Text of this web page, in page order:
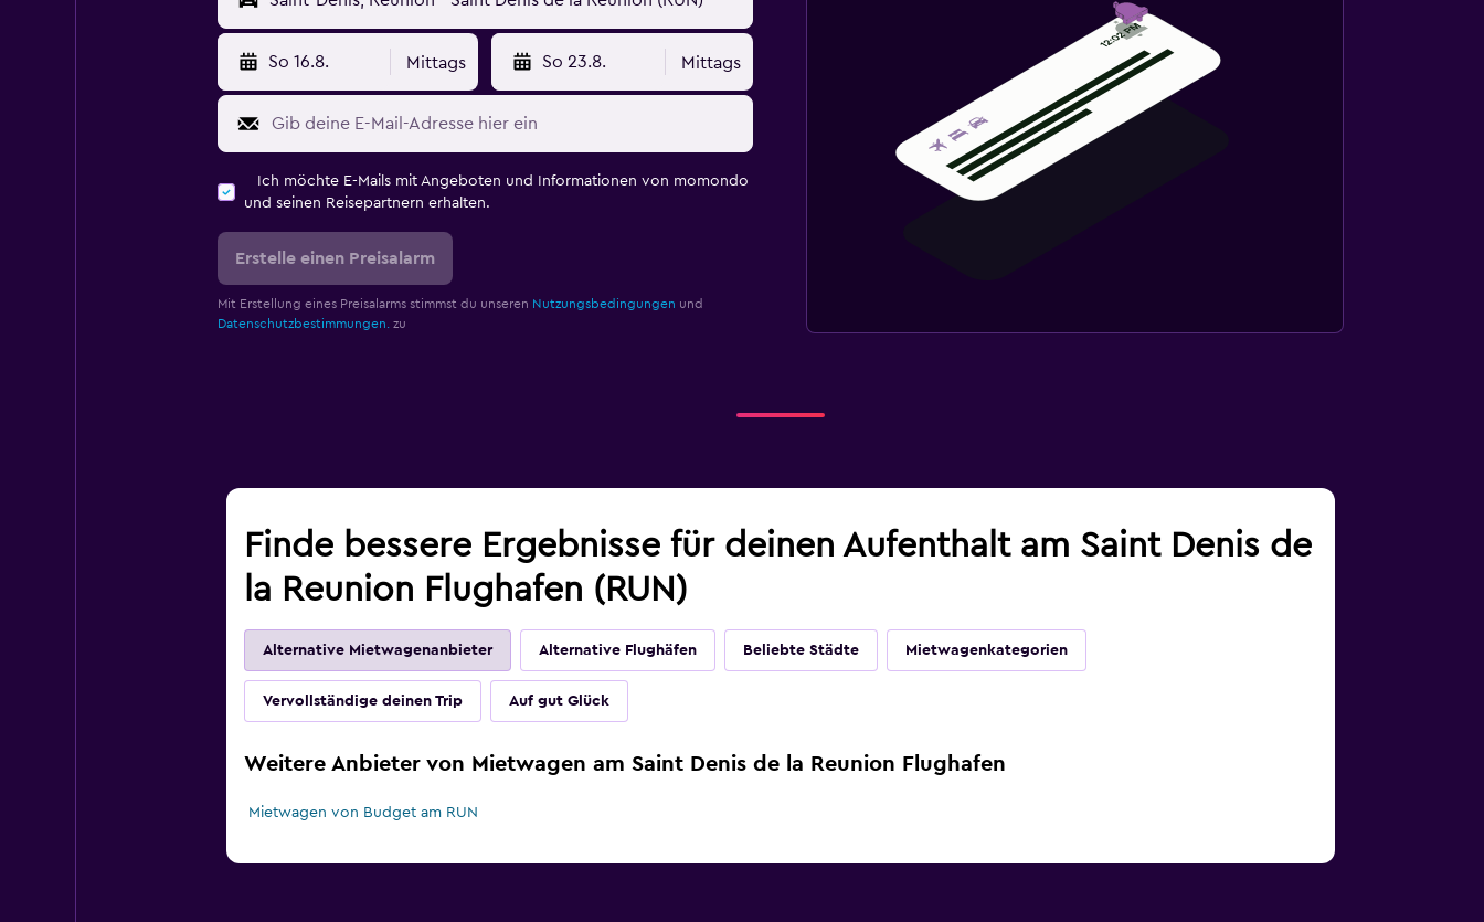
So 16.8. Mittags So 23.8. Mittags
Ich möchte E-Mails mit Angeboten und Informationen von momondo
und seinen Reisepartnern erhalten.
Erstelle einen Preisalarm
Mit Erstellung eines Preisalarms stimmst du unseren Nutzungsbedingungen und
Datenschutzbestimmungen.zu
Finde bessere Ergebnisse für deinen Aufenthalt am Saint Denis de
la Reunion Flughafen (RUN)
Alternative Mietwagenanbieter Alternative Flughäfen Beliebte Städte Mietwagenkategorien
Vervollständige deinen Trip Auf gut Glück
Weitere Anbieter von Mietwagen am Saint Denis de la Reunion Flughafen
Mietwagen von Budget am RUN